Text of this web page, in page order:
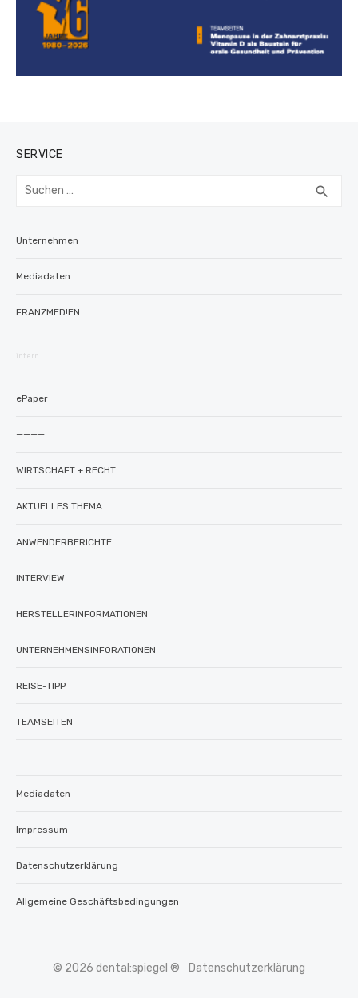
SERVICE
Suchen
search
Unternehmen
Mediadaten
FRANZMED!EN
intern
ePaper
————
WIRTSCHAFT + RECHT
AKTUELLES THEMA
ANWENDERBERICHTE
INTERVIEW
HERSTELLERINFORMATIONEN
UNTERNEHMENSINFORATIONEN
REISE-TIPP
TEAMSEITEN
————
Mediadaten
Impressum
Datenschutzerklärung
Allgemeine Geschäftsbedingungen
© 2026 dental:spiegel ® Datenschutzerklärung